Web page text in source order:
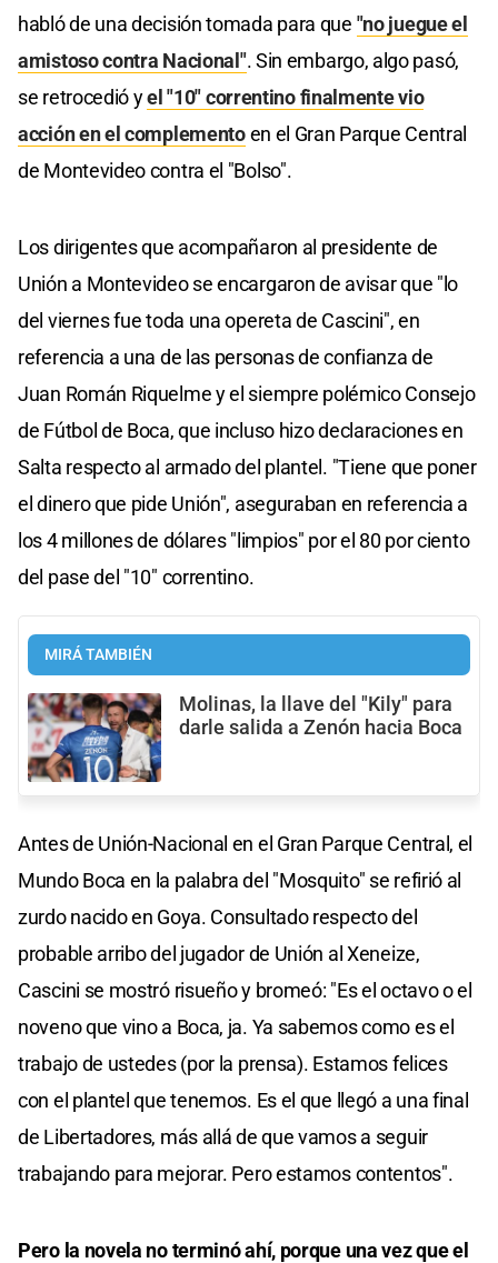
habló de una decisión tomada para que "no juegue el
amistoso contra Nacional". Sin embargo, algo pasó,
se retrocedió yel "10" correntino finalmente vio
acción en el complementoen el Gran Parque Central
de Montevideo contra el "Bolso".
Los dirigentes que acompañaron al presidente de
Unión a Montevideo se encargaron de avisar que "lo
del viernes fue toda una opereta de Cascini", en
referencia a una de las personas de confianza de
Juan Román Riquelme y el siempre polémico Consejo
de Fútbol de Boca, que incluso hizo declaraciones en
Salta respecto al armado del plantel. "Tiene que poner
el dinero que pide Unión", aseguraban en referencia a
los 4 millones de dólares "limpios" por el 80 por ciento
del pase del "10" correntino.
MIRÁ TAMBIÉN
Molinas, la llave del "Kily" para
darle salida a Zenón hacia Boca
Antes de Unión-Nacional en el Gran Parque Central, el
Mundo Boca en la palabra del "Mosquito" se refirió al
zurdo nacido en Goya. Consultado respecto del
probable arribo del jugador de Unión al Xeneize,
Cascini se mostró risueño y bromeó: "Es el octavo o el
noveno que vino a Boca, ja. Ya sabemos como es el
trabajo de ustedes (por la prensa). Estamos felices
con el plantel que tenemos. Es el que llegó a una final
de Libertadores, más allá de que vamos a seguir
trabajando para mejorar. Pero estamos contentos".
Pero la novela no terminó ahí, porque una vez que el